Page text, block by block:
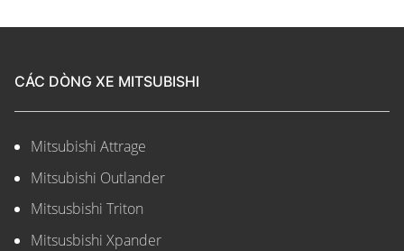
CÁC DÒNG XE MITSUBISHI
Mitsubishi Attrage
Mitsubishi Outlander
Mitsusbishi Triton
Mitsusbishi Xpander